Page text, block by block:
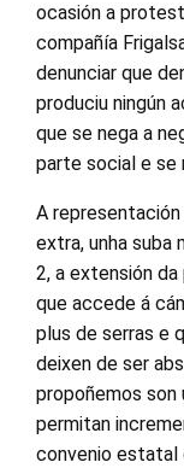
ocasión a
compañía
denunciar que
produciu ningún
que se nega a
parte social e se
A
extra, unha suba
2, a extensión
que accede á
plus de serras e
deixen de ser
propoñemos son
permitan
convenio estatal